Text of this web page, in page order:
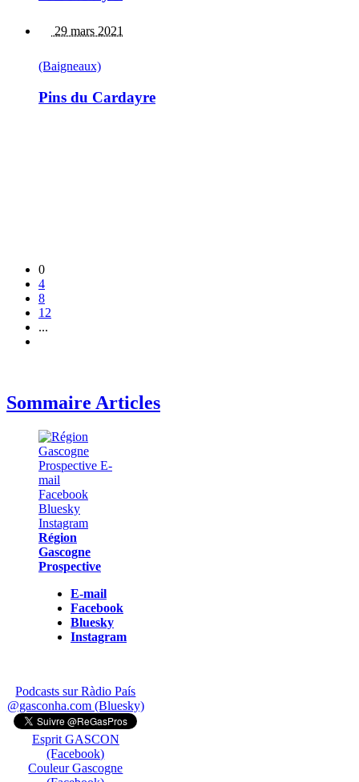
29 mars 2021
(Baigneaux)
Pins du Cardayre
0
4
8
12
...
Sommaire Articles
Région
Gascogne
Prospective
E-mail
Facebook
Bluesky
Instagram
Podcasts sur Ràdio País
@gasconha.com (Bluesky)
Esprit GASCON
(Facebook)
Couleur Gascogne